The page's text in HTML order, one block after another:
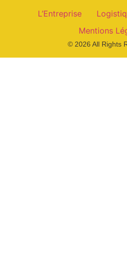
L’Entreprise
Mentions
© 2026 All Rights